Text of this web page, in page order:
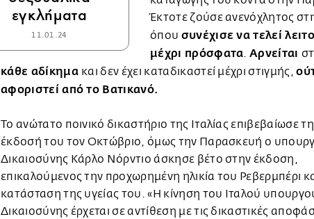
εγκλήματα
11.01.24
Έκτοτε ζούσε ανενόχλητος
όπου συνέχισε να τελεί
μέχρι πρόσφατα.Αρνείται
κάθε αδίκημα και δεν έχει καταδικαστεί μέχρι στιγμής,
αφοριστεί από το Βατικανό.
Το ανώτατο ποινικό δικαστήριο της Ιταλίας επιβεβαίωσε
έκδοσή του τον Οκτώβριο, όμως την Παρασκευή ο
Δικαιοσύνης Κάρλο Νόρντιο άσκησε βέτο στην έκδοση,
επικαλούμενος την προχωρημένη ηλικία του Ρεβερμπέρι
κατάσταση της υγείας του. «Η κίνηση του Ιταλού
Δικαιοσύνης έρχεται σε αντίθεση με τις δικαστικές